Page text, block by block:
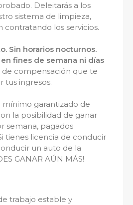
Deleitarás a los
sistema de limpieza,
contratando los servicios.
Sin horarios nocturnos.
fines de semana ni días
de compensación que te
tus ingresos.
mínimo garantizado de
la posibilidad de ganar
semana, pagados
tienes licencia de conducir
un auto de la
GANAR AÚN MÁS!
trabajo estable y